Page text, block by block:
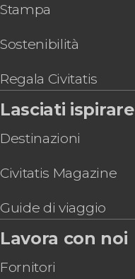
Stampa
Sostenibilità
Regala Civitatis
Lasciati ispirare
Destinazioni
Civitatis Magazine
Guide di viaggio
Lavora con noi
Fornitori